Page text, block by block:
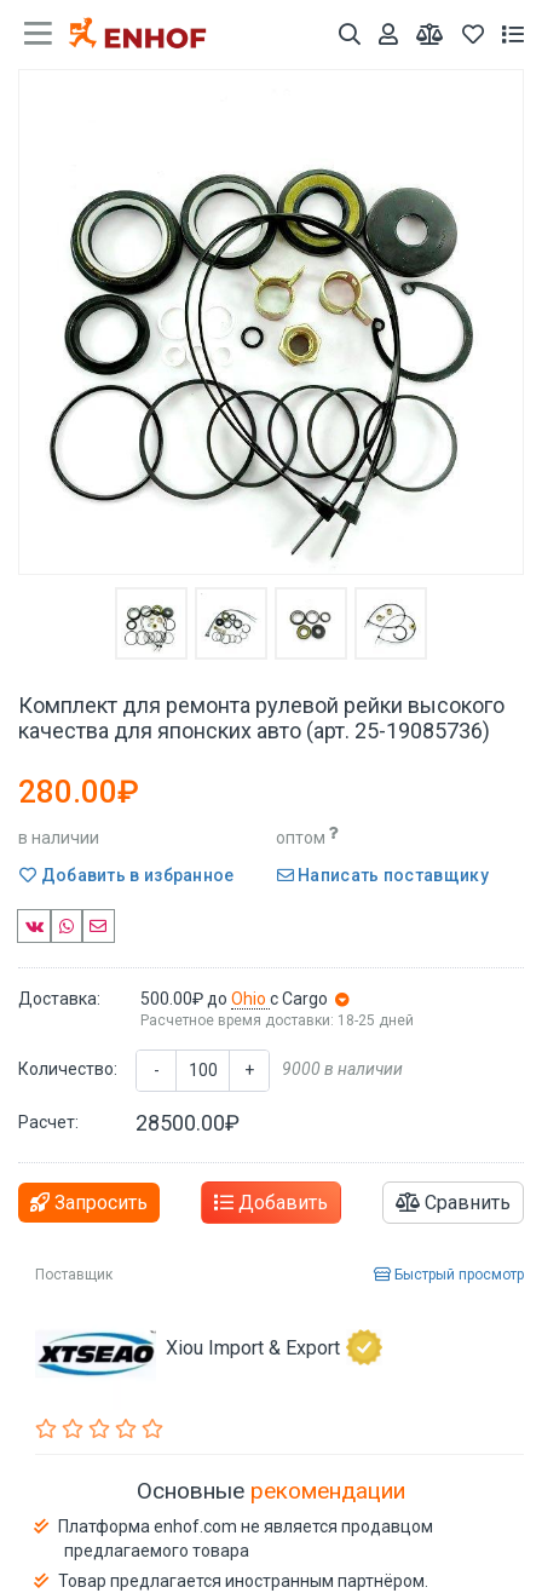
Комплект для ремонта рулевой рейки высокого
качества для японских авто (арт. 25-19085736)
280.00₽
в наличии
оптом
Добавить в избранное
Написать поставщику
Доставка: 500.00₽ до Ohio с Cargo
Расчетное время доставки: 18-25 дней
Количество: - + 9000 в наличии
Расчет: 28500.00₽
Запросить Добавить Сравнить
Поставщик Быстрый просмотр
Xiou Import & Export
Основные рекомендации
Платформа enhof.com не является продавцом
предлагаемого товара
Товар предлагается иностранным партнёром.